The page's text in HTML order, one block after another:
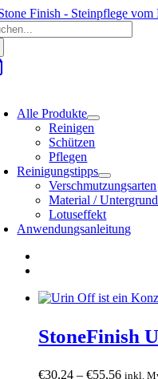
Zum
Inhalt
springen
Alle Produkte
Reinigen
Schützen
Pflegen
Reinigungstipps
Verschmutzungsarten
Material / Untergrund
Lotuseffekt
Anwendungsanleitung
StoneFinish
€30,24 – €55,56 inkl.